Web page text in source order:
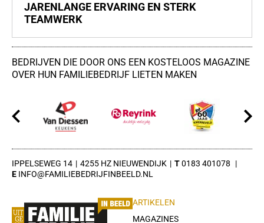
JARENLANGE ERVARING EN STERK
TEAMWERK
BEDRIJVEN DIE DOOR ONS EEN KOSTELOOS MAGAZINE
OVER HUN FAMILIEBEDRIJF LIETEN MAKEN
IPPELSEWEG 14 4255 HZ NIEUWENDIJK
0183 401078
INFO@FAMILIEBEDRIJFINBEELD.NL
ARTIKELEN
MAGAZINES